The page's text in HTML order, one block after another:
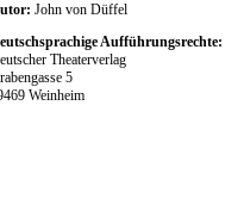
John von Düffel
Aufführungsrechte:
Theaterverlag
5
Weinheim